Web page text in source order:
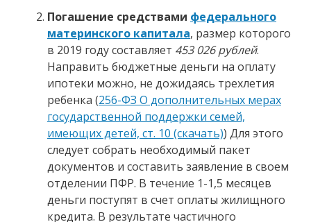
Погашение средствами федерального
материнского капитала, размер которого
в 2019 году составляет 453 026 рублей.
Направить бюджетные деньги на оплату
ипотеки можно, не дожидаясь трехлетия
ребенка (256-ФЗ О дополнительных мерах
государственной поддержки семей,
имеющих детей, ст. 10 (скачать)) Для этого
следует собрать необходимый пакет
документов и составить заявление в своем
отделении ПФР. В течение 1-1,5 месяцев
деньги поступят в счет оплаты жилищного
кредита. В результате частичного